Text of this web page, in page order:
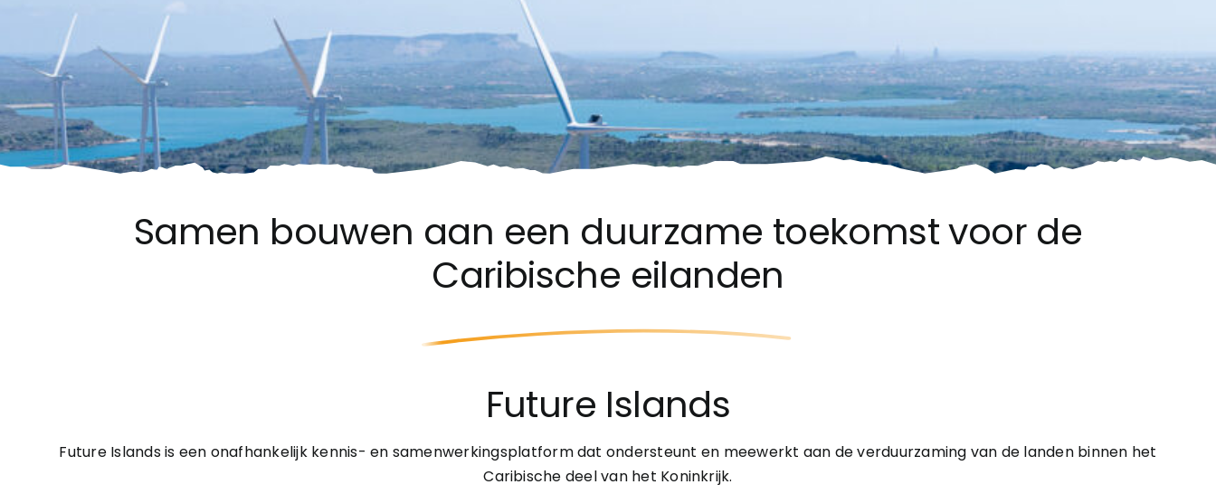
Samen bouwen aan een duurzame toekomst voor de
Caribische eilanden
Future Islands
Future Islands is een onafhankelijk kennis- en samenwerkingsplatform dat ondersteunt en meewerkt aan de verduurzaming van de landen binnen het
Caribische deel van het Koninkrijk.